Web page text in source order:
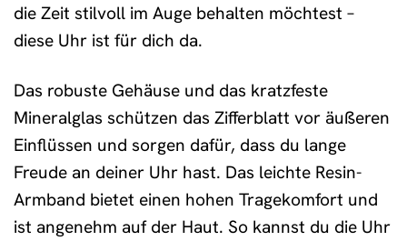
die Zeit stilvoll im Auge behalten möchtest –
diese Uhr ist für dich da.
Das robuste Gehäuse und das kratzfeste
Mineralglas schützen das Zifferblatt vor äußeren
Einflüssen und sorgen dafür, dass du lange
Freude an deiner Uhr hast. Das leichte Resin-
Armband bietet einen hohen Tragekomfort und
ist angenehm auf der Haut. So kannst du die Uhr